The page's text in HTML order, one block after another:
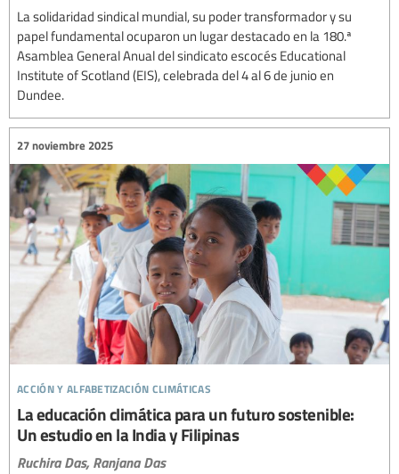
La solidaridad sindical mundial, su poder transformador y su
papel fundamental ocuparon un lugar destacado en la 180.ª
Asamblea General Anual del sindicato escocés Educational
Institute of Scotland (EIS), celebrada del 4 al 6 de junio en
Dundee.
acción y alfabetización climáticas
27 noviembre 2025
La educación climática para un futuro sostenible:
Un estudio en la India y Filipinas
Ruchira Das, Ranjana Das